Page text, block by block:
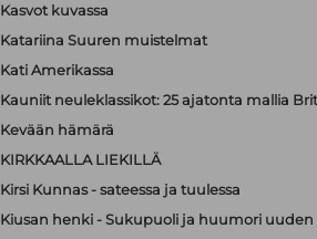
Kasvot kuvassa
Katariina Suuren muistelmat
Kati Amerikassa
Kauniit neuleklassikot: 25 ajatonta mallia
Kevään hämärä
KIRKKAALLA LIEKILLÄ
Kirsi Kunnas - sateessa ja tuulessa
Kiusan henki - Sukupuoli ja huumori uuden